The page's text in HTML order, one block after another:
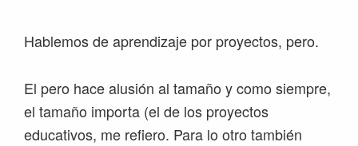
Hablemos de aprendizaje por proyectos, pero.
El pero hace alusión al tamaño y como siempre,
el tamaño importa (el de los proyectos
educativos, me refiero. Para lo otro también